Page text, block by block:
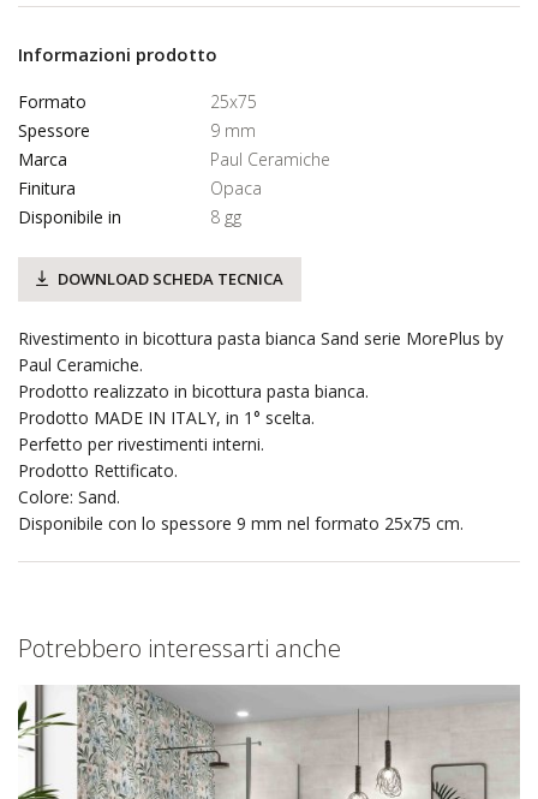
Informazioni prodotto
Formato
25x75
Spessore
9 mm
Marca
Paul Ceramiche
Finitura
Opaca
Disponibile in
8 gg
DOWNLOAD SCHEDA TECNICA
Rivestimento in bicottura pasta bianca Sand serie MorePlus by
Paul Ceramiche.
Prodotto realizzato in bicottura pasta bianca.
Prodotto MADE IN ITALY, in 1° scelta.
Perfetto per rivestimenti interni.
Prodotto Rettificato.
Colore: Sand.
Disponibile con lo spessore 9 mm nel formato 25x75 cm.
Potrebbero interessarti anche